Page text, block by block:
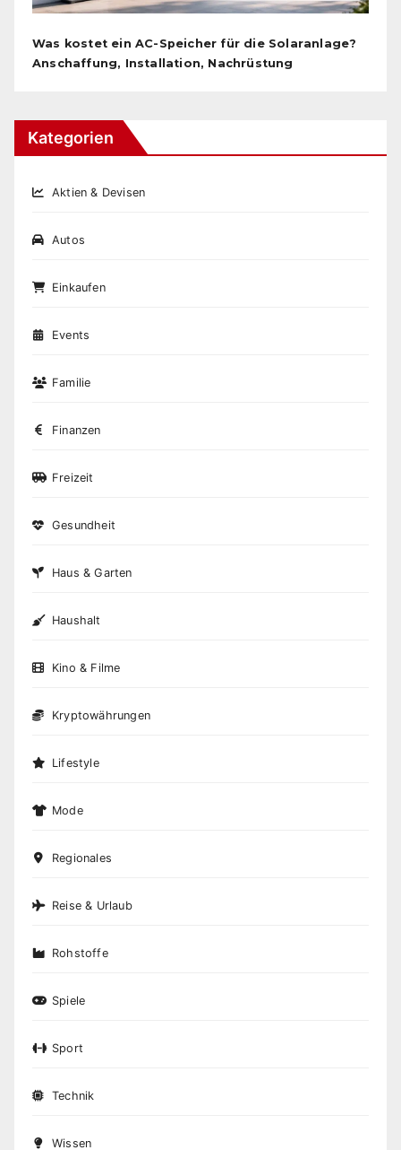
Was kostet ein AC-Speicher für die Solaranlage?
Anschaffung, Installation, Nachrüstung
Kategorien
Aktien & Devisen
Autos
Einkaufen
Events
Familie
Finanzen
Freizeit
Gesundheit
Haus & Garten
Haushalt
Kino & Filme
Kryptowährungen
Lifestyle
Mode
Regionales
Reise & Urlaub
Rohstoffe
Spiele
Sport
Technik
Wissen